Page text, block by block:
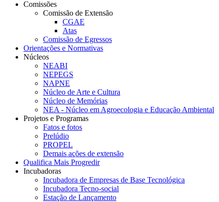
Comissões
Comissão de Extensão
CGAE
Atas
Comissão de Egressos
Orientações e Normativas
Núcleos
NEABI
NEPEGS
NAPNE
Núcleo de Arte e Cultura
Núcleo de Memórias
NEA - Núcleo em Agroecologia e Educação Ambiental
Projetos e Programas
Fatos e fotos
Prelúdio
PROPEL
Demais ações de extensão
Qualifica Mais Progredir
Incubadoras
Incubadora de Empresas de Base Tecnológica
Incubadora Tecno-social
Estação de Lançamento